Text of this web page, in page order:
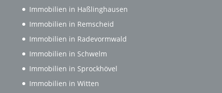
Immobilien in Haßlinghausen
Immobilien in Remscheid
Immobilien in Radevormwald
Immobilien in Schwelm
Immobilien in Sprockhövel
Immobilien in Witten